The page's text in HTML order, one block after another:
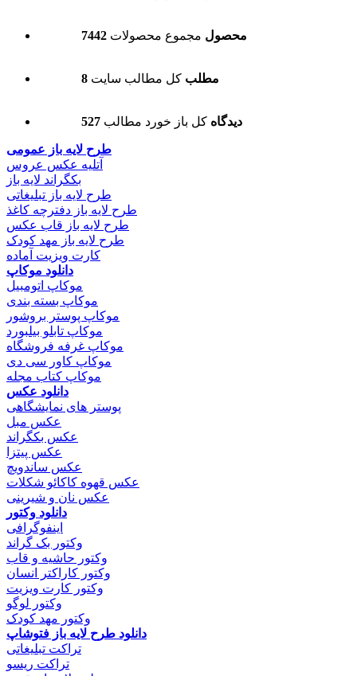
7442 محصول مجموع محصولات
8 مطلب کل مطالب سایت
527 دیدگاه کل باز خورد مطالب
طرح لایه باز عمومی
آتلیه عکس عروس
بکگراند لایه باز
طرح لایه باز تبلیغاتی
طرح لایه باز دفترچه کاغذ
طرح لایه باز قاب عکس
طرح لایه باز مهد کودک
کارت ویزیت آماده
دانلود موکاپ
موکاپ اتومبیل
موکاپ بسته بندی
موکاپ پوستر بروشور
موکاپ تابلو بیلبورد
موکاپ غرفه فروشگاه
موکاپ کاور سی دی
موکاپ کتاب مجله
دانلود عکس
پوستر های نمایشگاهی
عکس مبل
عکس بکگراند
عکس پیتزا
عکس ساندویچ
عکس قهوه کاکائو شکلات
عکس نان و شیرینی
دانلود وکتور
اینفوگرافی
وکتور بک گراند
وکتور حاشیه و قاب
وکتور کاراکتر انسان
وکتور کارت ویزیت
وکتور لوگو
وکتور مهد کودک
دانلود طرح لایه باز فتوشاپ
تراکت تبلیغاتی
تراکت ریسو